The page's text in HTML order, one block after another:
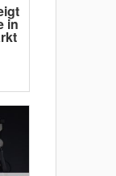
in